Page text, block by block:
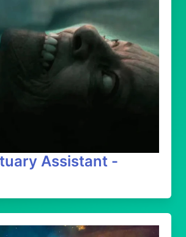
Assistant -